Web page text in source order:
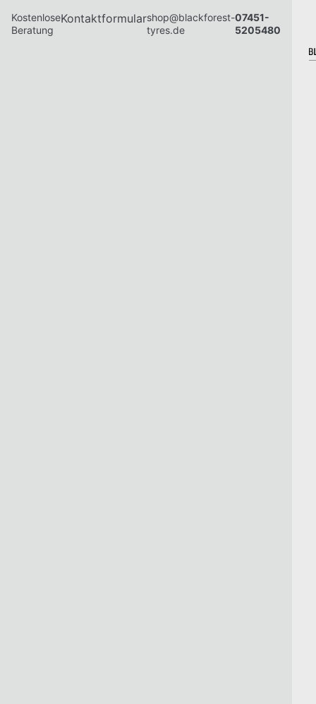
Kostenlose
Beratung
Kontaktformularshop@blackforest-
tyres.de
07451-
5205480